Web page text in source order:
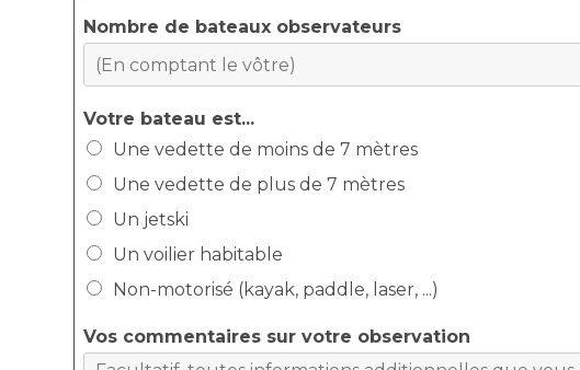
Nombre de bateaux observateurs
Votre bateau est...
Une vedette de moins de 7 mètres
Une vedette de plus de 7 mètres
Un jetski
Un voilier habitable
Non-motorisé (kayak, paddle, laser, ...)
Vos commentaires sur votre observation